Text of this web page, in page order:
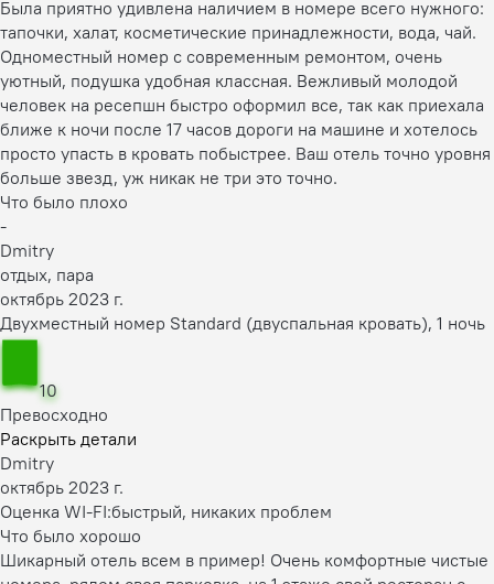
Была приятно удивлена наличием в номере всего нужного:
тапочки, халат, косметические принадлежности, вода, чай.
Одноместный номер с современным ремонтом, очень
уютный, подушка удобная классная. Вежливый молодой
человек на ресепшн быстро оформил все, так как приехала
ближе к ночи после 17 часов дороги на машине и хотелось
просто упасть в кровать побыстрее. Ваш отель точно уровня
больше звезд, уж никак не три это точно.
Что было плохо
-
Dmitry
отдых, пара
октябрь 2023 г.
Двухместный номер Standard (двуспальная кровать), 1 ночь
10
Превосходно
Раскрыть детали
Dmitry
октябрь 2023 г.
Оценка WI-FI:быстрый, никаких проблем
Что было хорошо
Шикарный отель всем в пример! Очень комфортные чистые